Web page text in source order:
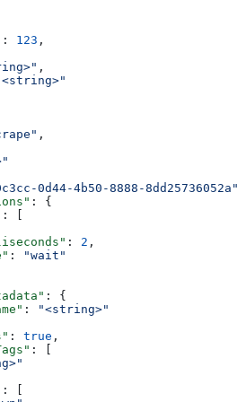
: 123 ,
,
,
0d44-4b50-8888-8dd25736052a"
: {
: [
: 2 ,
:
"wait"
: {
:
"<string>"
: true ,
: [
: [